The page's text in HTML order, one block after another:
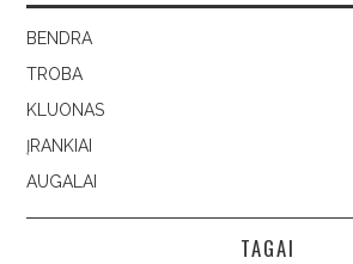
BENDRA
TROBA
KLUONAS
ĮRANKIAI
AUGALAI
TAGAI